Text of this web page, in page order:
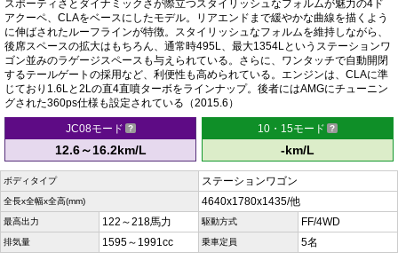
スポーティさとダイナミックさが際立つスタイリッシュなフォルムが魅力の4ド
アクーペ、CLAをベースにしたモデル。リアエンドまで緩やかな曲線を描くよう
に伸ばされたルーフラインが特徴。スタイリッシュなフォルムを維持しながら、
後席スペースの拡大はもちろん、通常時495L、最大1354Lというステーションワ
ゴン並みのラゲージスペースも与えられている。さらに、ワンタッチで自動開閉
するテールゲートの採用など、利便性も高められている。エンジンは、CLAに準
じており1.6Lと2Lの直4直噴ターボをラインナップ。後者にはAMGにチューニン
グされた360ps仕様も設定されている（2015.6）
JC08モード
12.6～16.2km/L
10・15モード
-km/L
ボディタイプ ステーションワゴン
全長x全幅x全高(mm) 4640x1780x1435/他
最高出力 122～218馬力 駆動方式 FF/4WD
排気量 1595～1991cc 乗車定員
5名